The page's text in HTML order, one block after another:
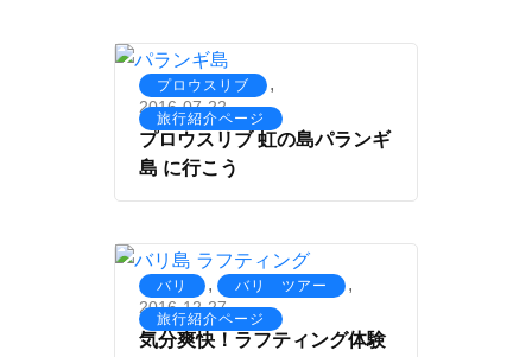
プロウスリブ ,
旅行紹介ページ
2016-07-22
プロウスリブ 虹の島パランギ
島 に行こう
バリ , バリ ツアー ,
旅行紹介ページ
2016-12-27
気分爽快！ラフティング体験